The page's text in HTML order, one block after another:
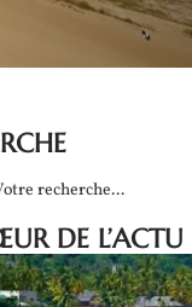
DE L’ACTU